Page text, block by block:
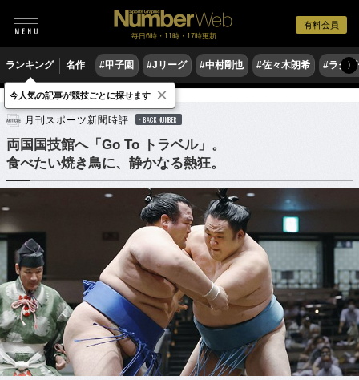
有料会員
毎日6時・11時・17時更新
ランキング 名作 #甲子園 #Jリーグ #中村剛也 #佐々木朗希 #ラグ〉
格闘技 相撲
月刊スポーツ新聞時評 BACK NUMBER
両国国技館へ「Go To トラベル」。
食べたい焼き鳥に、静かなる熱狂。
今人気の記事が競技ごとに探せます ×